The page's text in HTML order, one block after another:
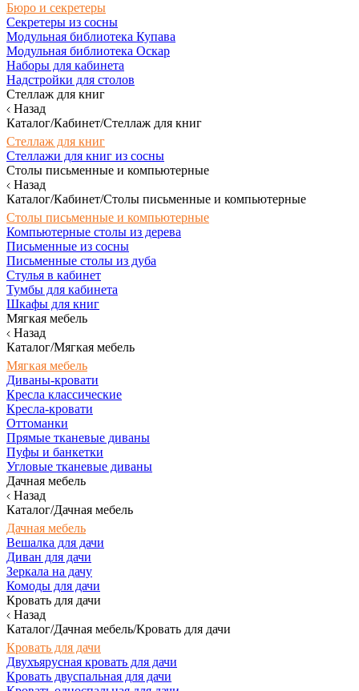
Бюро и секретеры
Секретеры из сосны
Модульная библиотека Купава
Модульная библиотека Оскар
Наборы для кабинета
Надстройки для столов
Стеллаж для книг
Назад
Каталог/Кабинет/Стеллаж для книг
Стеллаж для книг
Стеллажи для книг из сосны
Столы письменные и компьютерные
Назад
Каталог/Кабинет/Столы письменные и компьютерные
Столы письменные и компьютерные
Компьютерные столы из дерева
Письменные из сосны
Письменные столы из дуба
Стулья в кабинет
Тумбы для кабинета
Шкафы для книг
Мягкая мебель
Назад
Каталог/Мягкая мебель
Мягкая мебель
Диваны-кровати
Кресла классические
Кресла-кровати
Оттоманки
Прямые тканевые диваны
Пуфы и банкетки
Угловые тканевые диваны
Дачная мебель
Назад
Каталог/Дачная мебель
Дачная мебель
Вешалка для дачи
Диван для дачи
Зеркала на дачу
Комоды для дачи
Кровать для дачи
Назад
Каталог/Дачная мебель/Кровать для дачи
Кровать для дачи
Двухъярусная кровать для дачи
Кровать двуспальная для дачи